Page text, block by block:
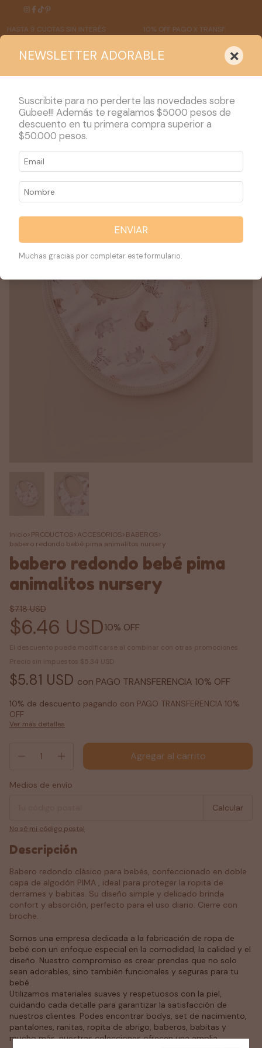
9 CUOTAS SIN INTERÉS 10% OFF PAGO X TRANSF.
PRODUCTOS
1/2
Inicio>PRODUCTOS>ACCESORIOS>BABEROS>
babero redondo bebé pima animalitos nursery
babero redondo bebé pima
animalitos nursery
$7.18 USD
$6.46 USD10% OFF
El descuento puede modificarse al combinar con otras promociones.
Precio sin impuestos $5.34 USD
$5.81 USD con PAGO TRANSFERENCIA 10% OFF
10% de descuento pagando con PAGO TRANSFERENCIA 10%
OFF
Ver más detalles
Entregas para el CP:
Medios de envío
Calcular
No sé mi código postal
Descripción
Babero redondo clásico para bebés, confeccionado en doble
capa de algodón PIMA , ideal para proteger la ropita de
derrames y babitas. Su diseño simple y delicado brinda
confort y absorción, perfecto para el uso diario. Cierre con
broche.
Somos una empresa dedicada a la fabricación de ropa de
bebé con un enfoque especial en la comodidad, la calidad y el
diseño. Nuestro compromiso es crear prendas que no solo
sean adorables, sino también funcionales y seguras para tu
bebé.
Utilizamos materiales suaves y respetuosos con la piel,
cuidando cada detalle para garantizar la satisfacción de
nuestros clientes. Podes encontrar bodys, set de nacimiento,
pantalones, ranitas, ropita de abrigo, baberos, babitas y
mucho más, nuestras colecciones ofrecen una amplia
NEWSLETTER ADORABLE ×
Suscribite para no perderte las novedades sobre
Gubee!!! Además te regalamos $5000 pesos de
descuento en tu primera compra superior a
$50.000 pesos.
ENVIAR
Muchas gracias por completar este formulario.